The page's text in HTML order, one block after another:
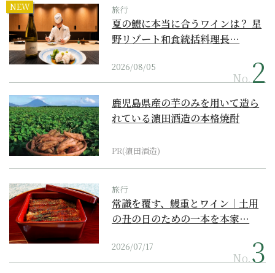
NEW 旅行
夏の鱧に本当に合うワインは？ 星
野リゾート和食統括料理長…
2026/08/05
No.
鹿児島県産の芋のみを用いて造ら
れている濵田酒造の本格焼酎
PR(濵田酒造)
旅行
常識を覆す、鰻重とワイン｜土用
の丑の日のための一本を本家…
2026/07/17
No.